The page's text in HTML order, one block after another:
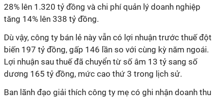
28% lên 1.320 tỷ đồng và chi phí quản lý doanh nghiệp
tăng 14% lên 338 tỷ đồng.
Dù vậy, công ty bán lẻ này vẫn có lợi nhuận trước thuế đột
biến 197 tỷ đồng, gấp 146 lần so với cùng kỳ năm ngoái.
Lợi nhuận sau thuế đã chuyển từ số âm 13 tỷ sang số
dương 165 tỷ đồng, mức cao thứ 3 trong lịch sử.
Ban lãnh đạo giải thích công ty mẹ có ghi nhận doanh thu